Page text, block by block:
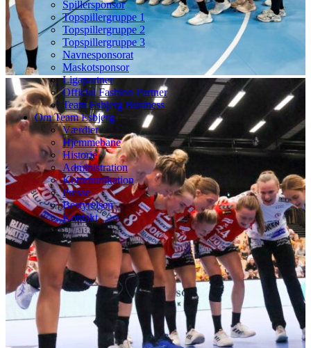
Spillersponsor
Topspillergruppe 1
Topspillergruppe 2
Topspillergruppe 3
Navnesponsorat
Maskotsponsor
Ligapartner
Official Fashion Partner
Team Esbjerg Business
Om Team Esbjerg
Værdier
Hjemmebane
Historie
Administration
Kommunikation
Presse
Bestyrelsen
Kontakt